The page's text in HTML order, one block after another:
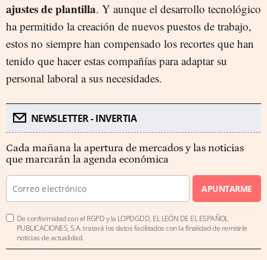
ajustes de plantilla. Y aunque el desarrollo tecnológico
ha permitido la creación de nuevos puestos de trabajo,
estos no siempre han compensado los recortes que han
tenido que hacer estas compañías para adaptar su
personal laboral a sus necesidades.
NEWSLETTER - INVERTIA
Cada mañana la apertura de mercados y las noticias
que marcarán la agenda económica
APUNTARME
De conformidad con el RGPD y la LOPDGDD, EL LEÓN DE EL ESPAÑOL
PUBLICACIONES, S.A. tratará los datos facilitados con la finalidad de remitirle
noticias de actualidad.